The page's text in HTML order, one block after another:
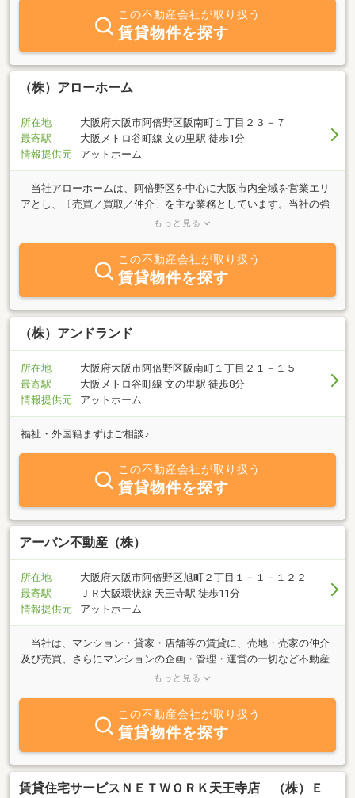
ー/パートナー企業として、地域に根差した安心と信頼のサービスを
ご提供しております。◆アフターフォローも充実
━━━━━━━━━━━━━━━━━ご契約後のアフターサービス
にも特に力を入れており、入居後のお困りごとや各種ご相談にも迅
速に対応いたします。生涯にわたり安心してお任せいただける体制
を整えております。◆顧客満足度を追求した不動産会社
━━━━━━━━━━━━━━━━━ホテルクオリティのきめ細や
かな対応を身近な価格でご提供し、関西エリアでも多くのお客様よ
り高い評価をいただいております。◆賃貸VS購入 幅広い視点でご
提案━━━━━━━━━━━━━━━━━賃貸・売買双方の専門知
うえで、お客様にとって最適なご提案をいたします。
この不動産会社が取り扱う
賃貸物件を探す
（株）アローホーム
所在地
大阪府大阪市阿倍野区阪南町１丁目２３－７
最寄駅
大阪メトロ谷町線 文の里駅 徒歩1分
情報提供元
アットホーム
当社アローホームは、阿倍野区を中心に大阪市内全域を営業エリ
アとし、〔売買／買取／仲介〕を主な業務としています。当社の強
みは、抜群の売買実績ですので、相場を見極める確かな情報力があ
力でお手伝いさせて頂きますので、まずはお気軽に御連絡お待ちし
ています。 また、当社施工のリノベーションマンションシリーズ
は、単身女性・ＤＩＮＫＳ世帯に御好評頂いています。希望エリア
からお気軽に、ご相談下さい。
もっと見る
この不動産会社が取り扱う
賃貸物件を探す
（株）アンドランド
所在地
大阪府大阪市阿倍野区阪南町１丁目２１－１５
最寄駅
大阪メトロ谷町線 文の里駅 徒歩8分
情報提供元
アットホーム
福祉・外国籍まずはご相談♪
この不動産会社が取り扱う
賃貸物件を探す
アーバン不動産（株）
所在地
大阪府大阪市阿倍野区旭町２丁目１－１－１２２
最寄駅
ＪＲ大阪環状線 天王寺駅 徒歩11分
情報提供元
アットホーム
当社は、マンション・貸家・店舗等の賃貸に、売地・売家の仲介
及び売買、さらにマンションの企画・管理・運営の一切など不動産
全般における幅広いコンサルティングを行う会社です。 お客様が
もっと見る
この不動産会社が取り扱う
賃貸物件を探す
賃貸住宅サービスＮＥＴＷＯＲＫ天王寺店 （株）Ｅ